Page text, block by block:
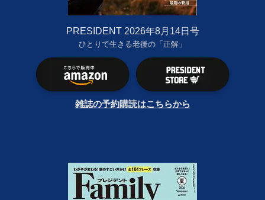
PRESIDENT 2026年8月14日号
ひとりで生きる老後の「正解」
雑誌の予約購読はこちらから